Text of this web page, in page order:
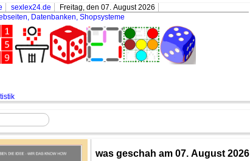
sexlex24.de
Freitag, den 07. August 2026
Datenbanken, Shopsysteme
was geschah am 07. August 2026